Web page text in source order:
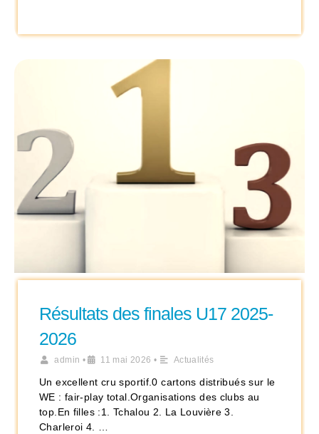
Résultats des finales U17 2025-
2026
admin • 11 mai 2026 • Actualités
Un excellent cru sportif.0 cartons distribués sur le
WE : fair-play total.Organisations des clubs au
top.En filles :1. Tchalou 2. La Louvière 3.
Charleroi 4. …